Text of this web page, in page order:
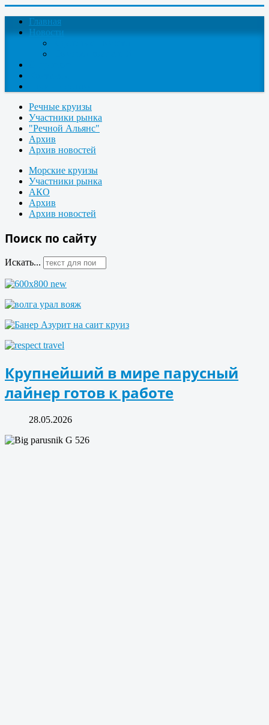
Главная
Новости
Речные круизы
Участники рынка
"Речной Альянс"
Архив
Архив новостей
Морские круизы
Участники рынка
АКО
Архив
Архив новостей
Поиск по сайту
Искать...
Крупнейший в мире парусный
лайнер готов к работе
28.05.2026